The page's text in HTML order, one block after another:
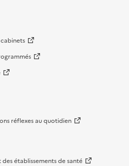
réflexes au quotidien
établissements de santé